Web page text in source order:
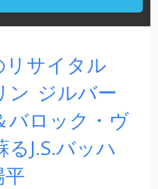
サイタル
ン ジルバー
バロック・ヴ
J.S.バッハ